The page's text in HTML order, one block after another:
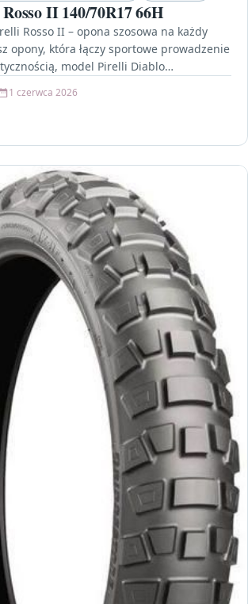
II 140/70R17 66H
Rosso II – opona szosowa na każdy
opony, która łączy sportowe prowadzenie
model Pirelli Diablo…
1 czerwca 2026